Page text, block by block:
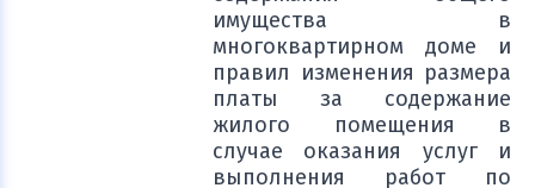
имущества в
многоквартирном доме и
правил изменения размера
платы за содержание
жилого помещения в
случае оказания услуг и
выполнения работ по